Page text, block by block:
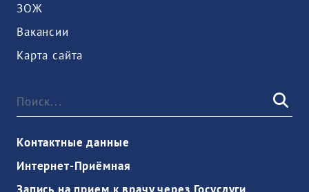
ЗОЖ
Вакансии
Карта сайта
Контактные данные
Интернет-Приёмная